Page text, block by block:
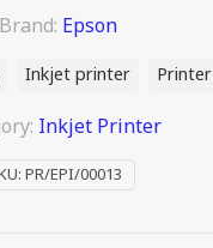
PR/EPI/00013
Inkjet Printer
Inkjet printer Printer
Brand: Epson